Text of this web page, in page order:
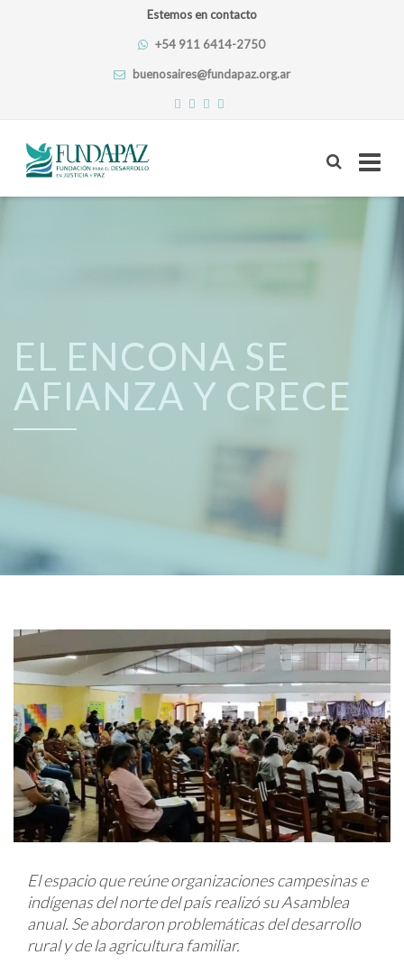
Estemos en contacto
+54 911 6414-2750
buenosaires@fundapaz.org.ar
Skip
EL ENCONA SE
AFIANZA Y CRECE
El espacio que reúne organizaciones campesinas e
indígenas del norte del país realizó su Asamblea
anual. Se abordaron problemáticas del desarrollo
rural y de la agricultura familiar.